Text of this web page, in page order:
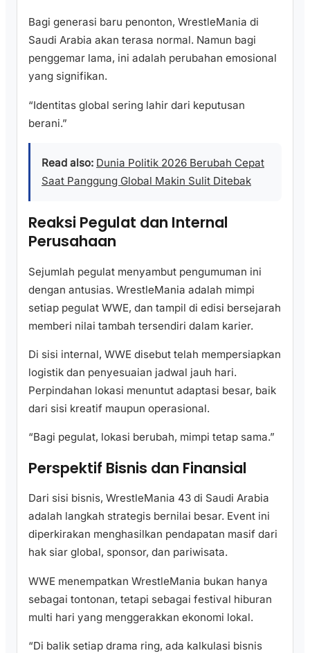
Bagi generasi baru penonton, WrestleMania di
Saudi Arabia akan terasa normal. Namun bagi
penggemar lama, ini adalah perubahan emosional
yang signifikan.
“Identitas global sering lahir dari keputusan
berani.”
Read also: Dunia Politik 2026 Berubah Cepat
Saat Panggung Global Makin Sulit Ditebak
Reaksi Pegulat dan Internal
Perusahaan
Sejumlah pegulat menyambut pengumuman ini
dengan antusias. WrestleMania adalah mimpi
setiap pegulat WWE, dan tampil di edisi bersejarah
memberi nilai tambah tersendiri dalam karier.
Di sisi internal, WWE disebut telah mempersiapkan
logistik dan penyesuaian jadwal jauh hari.
Perpindahan lokasi menuntut adaptasi besar, baik
dari sisi kreatif maupun operasional.
“Bagi pegulat, lokasi berubah, mimpi tetap sama.”
Perspektif Bisnis dan Finansial
Dari sisi bisnis, WrestleMania 43 di Saudi Arabia
adalah langkah strategis bernilai besar. Event ini
diperkirakan menghasilkan pendapatan masif dari
hak siar global, sponsor, dan pariwisata.
WWE menempatkan WrestleMania bukan hanya
sebagai tontonan, tetapi sebagai festival hiburan
multi hari yang menggerakkan ekonomi lokal.
“Di balik setiap drama ring, ada kalkulasi bisnis